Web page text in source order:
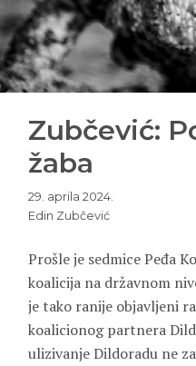
Zubčević:
žaba
29. aprila 2024.
Edin Zubčević
Prošle je sedmice Peđa
koalicija na državnom
je tako ranije objavljeni
koalicionog partnera
ulizivanje Dildoradu ne